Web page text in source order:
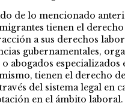
de lo mencionado
tienen el
a sus derechos
gubernamentales,
abogados especializados
tienen el derecho
del sistema legal en
en el ámbito laboral.